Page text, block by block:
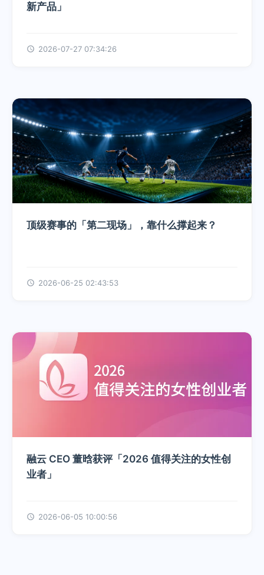
新产品」
2026-07-27 07:34:26
顶级赛事的「第二现场」，靠什么撑起来？
2026-06-25 02:43:53
融云 CEO 董晗获评「2026 值得关注的女性创
业者」
2026-06-05 10:00:56